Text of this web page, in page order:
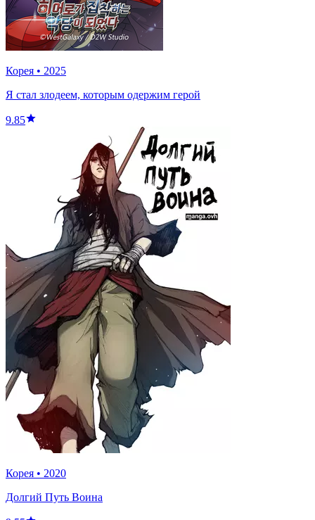
Корея • 2025
Я стал злодеем, которым одержим герой
9.85
Корея • 2020
Долгий Путь Воина